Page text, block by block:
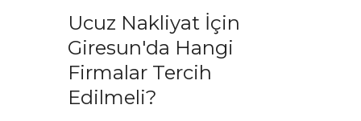
Ucuz Nakliyat İçin
Giresun'da Hangi
Firmalar Tercih
Edilmeli?